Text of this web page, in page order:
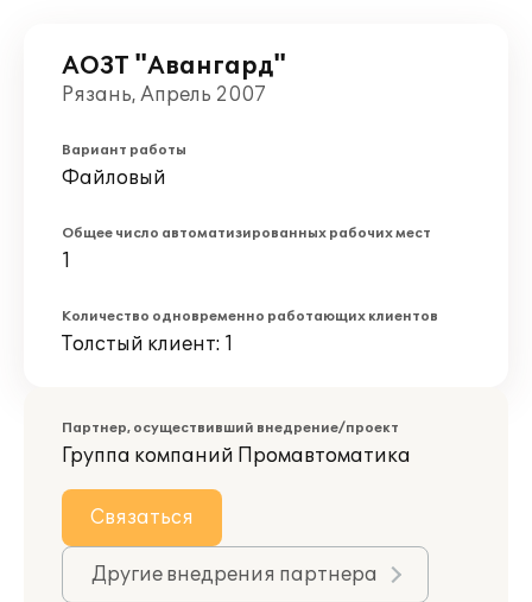
АОЗТ "Авангард"
Рязань, Апрель 2007
Вариант работы
Файловый
Общее число автоматизированных рабочих мест
1
Количество одновременно работающих клиентов
Толстый клиент: 1
Партнер, осуществивший внедрение/проект
Группа компаний Промавтоматика
Связаться
Другие внедрения партнера